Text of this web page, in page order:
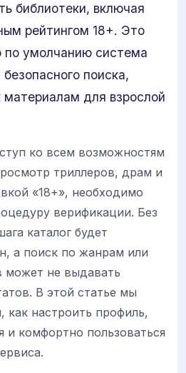
библиотеки, включая
рейтингом 18+. Это
по умолчанию система
поиска,
материалам для взрослой
ко всем возможностям
триллеров, драм и
«18+», необходимо
верификации. Без
каталог будет
а поиск по жанрам или
может не выдавать
В этой статье мы
как настроить профиль,
и комфортно пользоваться